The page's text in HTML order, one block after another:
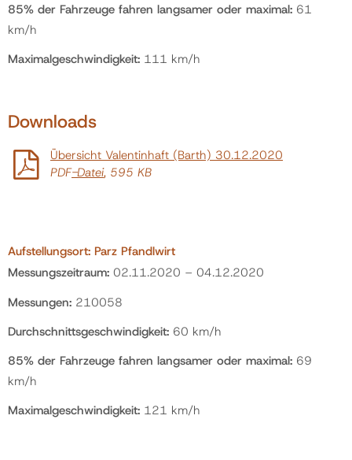
85% der Fahrzeuge fahren langsamer oder maximal: 61
km/h
Maximalgeschwindigkeit: 111 km/h
Downloads
Übersicht Valentinhaft (Barth) 30.12.2020
PDF-Datei, 595 KB
Aufstellungsort: Parz Pfandlwirt
Messungszeitraum: 02.11.2020 – 04.12.2020
Messungen: 210058
Durchschnittsgeschwindigkeit: 60 km/h
85% der Fahrzeuge fahren langsamer oder maximal: 69
km/h
Maximalgeschwindigkeit: 121 km/h